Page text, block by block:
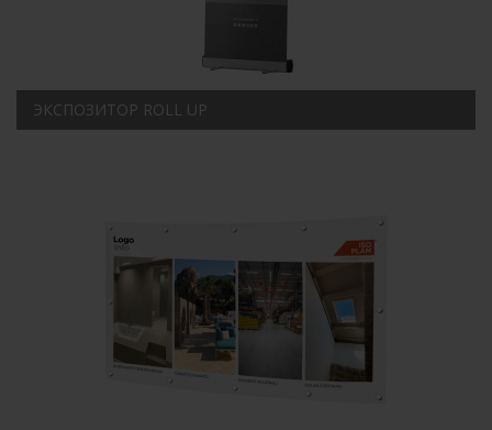
ЭКСПОЗИТОР ROLL UP